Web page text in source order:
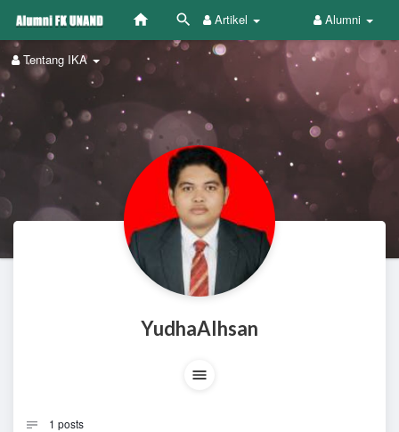
Alumni
Artikel
Tentang IKA
YudhaAIhsan
1 posts